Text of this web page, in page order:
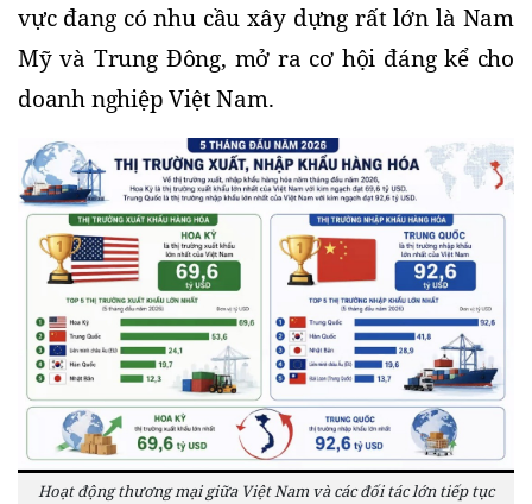
vực đang có nhu cầu xây dựng rất lớn là Nam
Mỹ và Trung Đông, mở ra cơ hội đáng kể cho
doanh nghiệp Việt Nam.
Hoạt động thương mại giữa Việt Nam và các đối tác lớn tiếp tục